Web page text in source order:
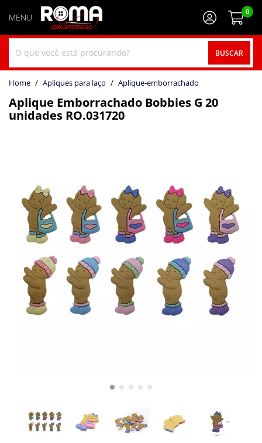
BUSCAR
0
home Apliques para laço aplique-emborrachado
Aplique Emborrachado Bobbies G 20
unidades RO.031720